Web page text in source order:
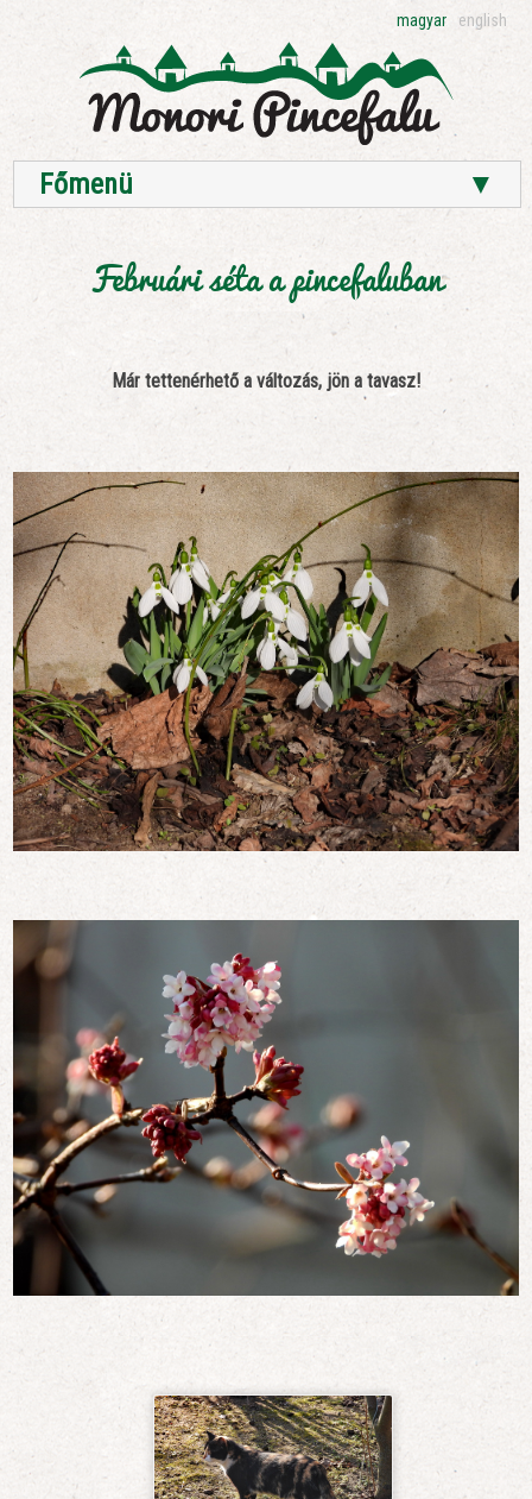
magyar english
Főmenü ▼
Februári séta a pincefaluban
Már tettenérhető a változás, jön a tavasz!